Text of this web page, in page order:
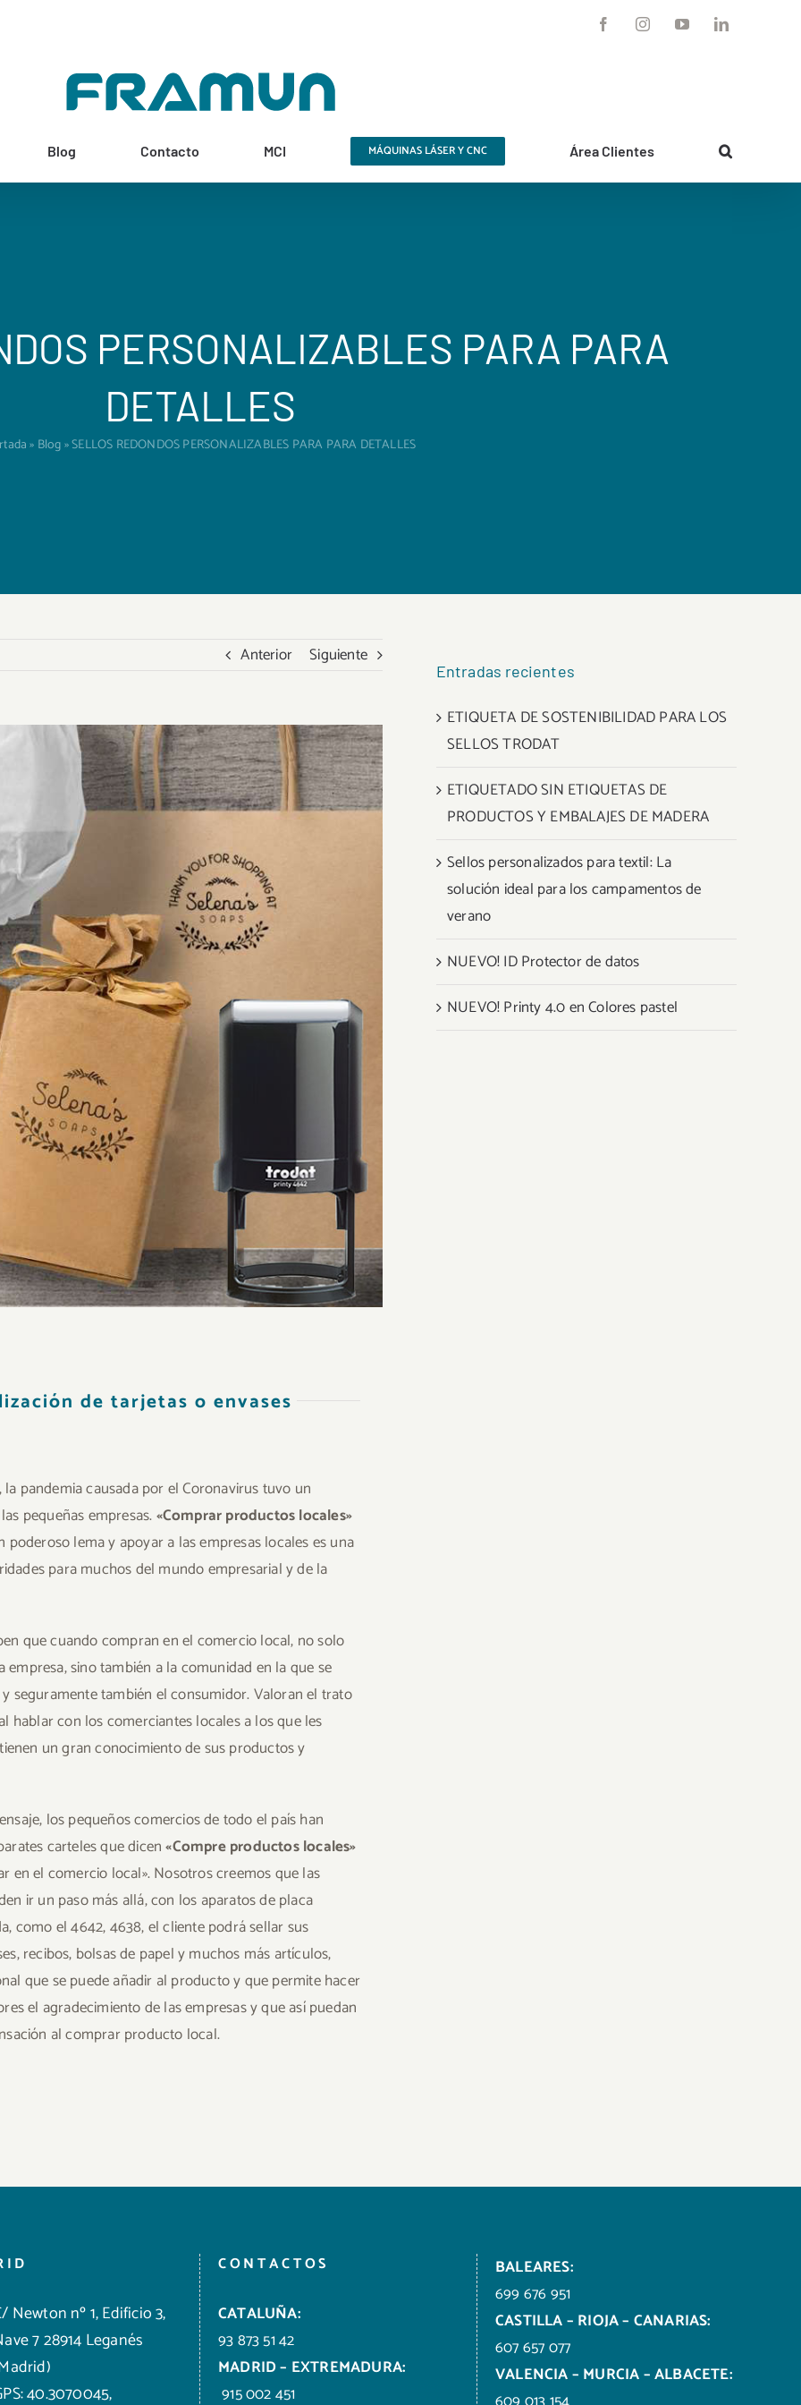
FacebookInstagramYouTubeLinkedIn
Blog Contacto MCI MÁQUINAS LÁSER Y CNC Área Clientes
PERSONALIZABLES PARA PARA
DETALLES
» Blog»SELLOS REDONDOS PERSONALIZABLES PARA PARA DETALLES
Anterior Siguiente
de tarjetas o envases
pandemia causada por el Coronavirus tuvo un
pequeñas empresas.«Comprar productos locales»
poderoso lema y apoyar a las empresas locales es una
para muchos del mundo empresarial y de la
que cuando compran en el comercio local, no solo
empresa, sino también a la comunidad en la que se
seguramente también el consumidor. Valoran el trato
hablar con los comerciantes locales a los que les
un gran conocimiento de sus productos y
los pequeños comercios de todo el país han
carteles que dicen«Compre productos locales»
en el comercio local». Nosotros creemos que las
ir un paso más allá, con los aparatos de placa
como el 4642, 4638, el cliente podrá sellar sus
recibos, bolsas de papel y muchos más artículos,
que se puede añadir al producto y que permite hacer
el agradecimiento de las empresas y que así puedan
al comprar producto local.
Entradas recientes
ETIQUETA DE SOSTENIBILIDAD PARA LOS
SELLOS TRODAT
ETIQUETADO SIN ETIQUETAS DE
PRODUCTOS Y EMBALAJES DE MADERA
Sellos personalizados para textil: La
solución ideal para los campamentos de
verano
NUEVO! ID Protector de datos
NUEVO! Printy 4.0 en Colores pastel
Newton nº 1, Edificio 3,
7 28914 Leganés
40.3070045,
CONTACTOS
CATALUÑA:
93 873 51 42
MADRID – EXTREMADURA:
915 002 451
BALEARES:
699 676 951
CASTILLA – RIOJA – CANARIAS:
607 657 077
VALENCIA – MURCIA – ALBACETE: